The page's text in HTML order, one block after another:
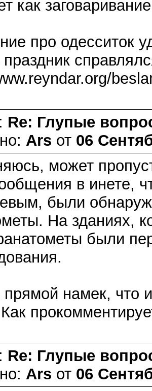
как
про одесситок
праздник
Re: Глупые
Ars от 06
может
в инете,
были
На зданиях,
были
прямой намек, что
Re: Глупые
Ars от 06